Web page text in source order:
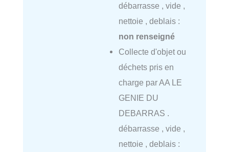
débarrasse , vide ,
nettoie , deblais :
non renseigné
Collecte d'objet ou
déchets pris en
charge par AA LE
GENIE DU
DEBARRAS .
débarrasse , vide ,
nettoie , deblais :